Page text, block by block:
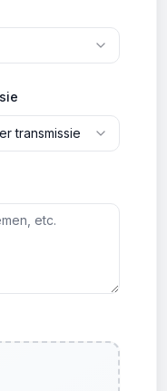
transmissie